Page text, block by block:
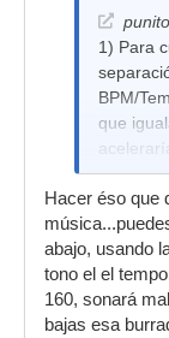
1) Para
BPM/
que
Hacer éso que
abajo, usando
tono el el
160, sonará
bajas esa